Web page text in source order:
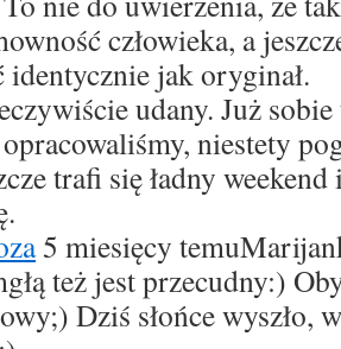
człowieka, a
identycznie jak oryginał.
udany. Już
niestety
trafi się ładny
5 miesięcy temu
też jest przecudny:)
Dziś słońce